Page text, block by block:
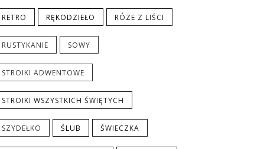
RETRO RĘKODZIEŁO RÓZE Z LIŚCI
RUSTYKANIE SOWY
STROIKI ADWENTOWE
STROIKI WSZYSTKICH ŚWIĘTYCH
SZYDEŁKO ŚLUB ŚWIECZKA